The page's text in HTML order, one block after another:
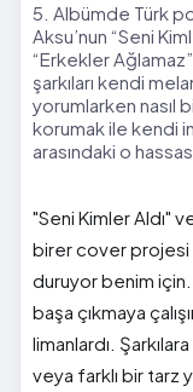
5. Albümde Türk
Aksu’nun “Seni
“Erkekler
şarkıları kendi
yorumlarken nasıl
korumak ile kendi
arasındaki o
"Seni Kimler Aldı"
birer cover projesi
duruyor benim için.
başa çıkmaya
limanlardı.
veya farklı bir tarz